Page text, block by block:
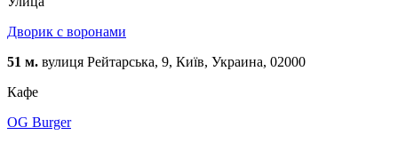
Дворик с воронами
51 м. вулиця Рейтарська, 9, Київ, Украина, 02000
Кафе
OG Burger